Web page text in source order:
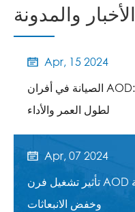
الأخبار والمدونة

Apr, 15 2024
الصيانة في أفران AOD: أفضل الممارسات
لطول العمر والأداء

Apr, 07 2024
تأثير تشغيل فرن AOD على كفاءة الطاقة
وخفض الانبعاثات